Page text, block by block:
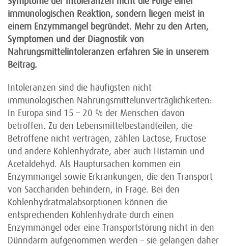
immunologischen Reaktion, sondern liegen meist in
einem Enzymmangel begründet. Mehr zu den Arten,
Symptomen und der Diagnostik von
Nahrungsmittelintoleranzen erfahren Sie in unserem
Beitrag.
Intoleranzen sind die häufigsten nicht
immunologischen Nahrungsmittelunverträglichkeiten:
In Europa sind 15 – 20 % der Menschen davon
betroffen. Zu den Lebensmittelbestandteilen, die
Betroffene nicht vertragen, zählen Lactose, Fructose
und andere Kohlenhydrate, aber auch Histamin und
Acetaldehyd. Als Hauptursachen kommen ein
Enzymmangel sowie Erkrankungen, die den Transport
von Sacchariden behindern, in Frage. Bei den
Kohlenhydratmalabsorptionen können die
entsprechenden Kohlenhydrate durch einen
Enzymmangel oder eine Transportstörung nicht in den
Dünndarm aufgenommen werden – sie gelangen daher